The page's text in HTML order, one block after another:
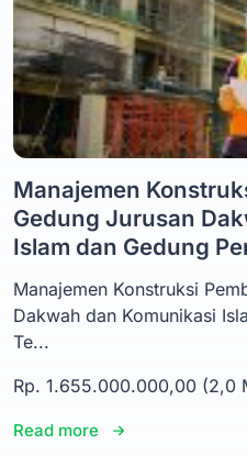
Manajemen
Gedung Jurusan
Islam dan Gedung
Manajemen Konstruksi
Dakwah dan Komunikasi
Te...
Rp. 1.655.000.000,00 (2,0
Read more